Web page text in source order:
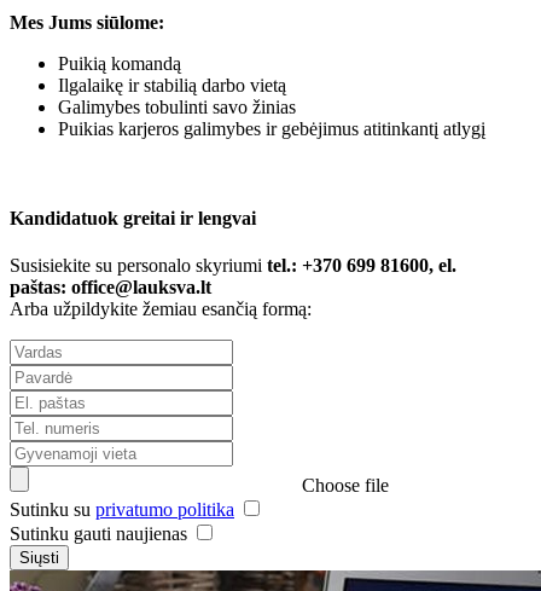
Mes Jums siūlome:
Puikią komandą
Ilgalaikę ir stabilią darbo vietą
Galimybes tobulinti savo žinias
Puikias karjeros galimybes ir gebėjimus atitinkantį atlygį
Kandidatuok greitai ir lengvai
Susisiekite su personalo skyriumi tel.: +370 699 81600, el.
paštas: office@lauksva.lt
Arba užpildykite žemiau esančią formą:
Choose file
Sutinku su privatumo politika
Sutinku gauti naujienas
Siųsti